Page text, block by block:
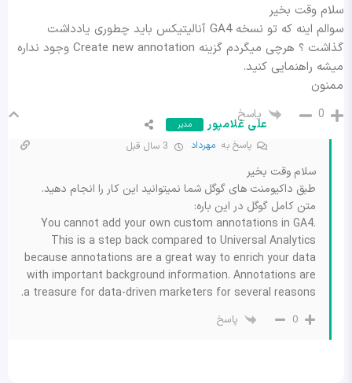
سلام وقت بخیر
سوالم اینه که تو نسخه GA4 آنالیتیکس باید چطوری یادداشت
گذاشت ؟ هرچی میگردم گزینه Create new annotation وجود نداره
میشه راهنمایی کنید.
ممنون
0 پاسخ
علی غلامپور مدیر
پاسخ به مهرداد
سلام وقت بخیر
طبق داکیومنت های گوگل شما نمیتوانید این کار را انجام دهید.
متن کامل گوگل در این باره:
You cannot add your own custom annotations in GA4.
This is a step back compared to Universal Analytics
because annotations are a great way to enrich your data
with important background information. Annotations are
a treasure for data-driven marketers for several reasons.
0 پاسخ